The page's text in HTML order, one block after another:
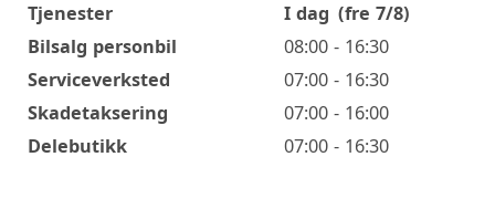
Åpningstider
Tjenester I dag (fre 7/8)
Bilsalg personbil
08:00 - 16:30
Serviceverksted
07:00 - 16:30
Skadetaksering
07:00 - 16:00
Delebutikk
07:00 - 16:30